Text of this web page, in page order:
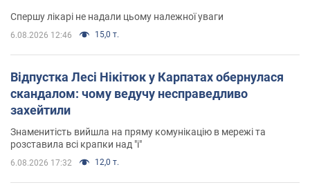
Спершу лікарі не надали цьому належної уваги
6.08.2026 12:46 15,0 т.
Відпустка Лесі Нікітюк у Карпатах обернулася
скандалом: чому ведучу несправедливо
захейтили
Знаменитість вийшла на пряму комунікацію в мережі та
розставила всі крапки над "і"
6.08.2026 17:32 12,0 т.